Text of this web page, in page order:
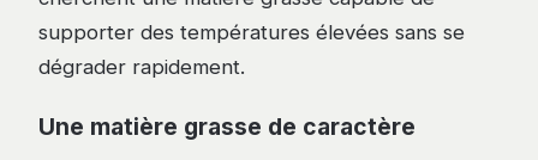
supporter des températures élevées sans se
dégrader rapidement.
Une matière grasse de caractère